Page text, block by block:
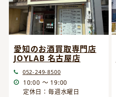
愛知のお酒買取専門店
JOYLAB 名古屋店
052-249-8500
10:00 ～ 19:00
定休日：毎週水曜日